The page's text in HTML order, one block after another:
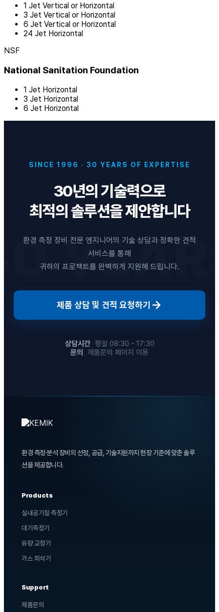
1 Jet Vertical or Horizontal
3 Jet Vertical or Horizontal
6 Jet Vertical or Horizontal
24 Jet Horizontal
NSF
National Sanitation Foundation
1 Jet Horizontal
3 Jet Horizontal
6 Jet Horizontal
SINCE 1996 · 30 YEARS OF EXPERTISE
30년의 기술력으로
최적의 솔루션을 제안합니다
환경 측정 장비 전문 엔지니어의 기술 상담과 정확한 견적
서비스를 통해
귀하의 프로젝트를 완벽하게 지원해 드립니다.
제품 상담 및 견적 요청하기
상담시간 평일 08:30 - 17:30
문의
제품문의 페이지 이용
환경 측정·분석 장비의 선정, 공급, 기술지원까지 현장 기준에 맞춘 솔루
션을 제공합니다.
Products
실내공기질 측정기
대기측정기
유량 교정기
가스 희석기
Support
제품문의